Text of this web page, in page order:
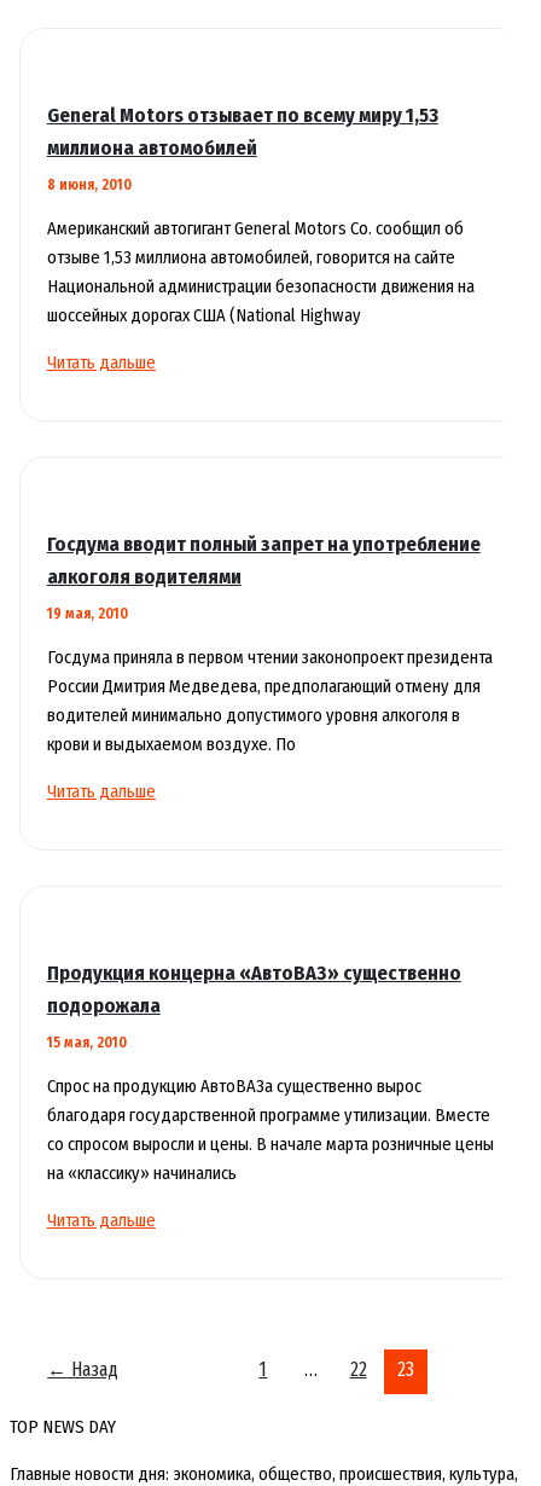
General Motors отзывает по всему миру 1,53
миллиона автомобилей
8 июня, 2010
Американский автогигант General Motors Co. сообщил об
отзыве 1,53 миллиона автомобилей, говорится на сайте
Национальной администрации безопасности движения на
шоссейных дорогах США (National Highway
General
1,53
автомобилей
Читать дальше
Госдума вводит полный запрет на употребление
алкоголя водителями
19 мая, 2010
Госдума приняла в первом чтении законопроект президента
России Дмитрия Медведева, предполагающий отмену для
водителей минимально допустимого уровня алкоголя в
крови и выдыхаемом воздухе. По
Госдума
алкоголя
Читать дальше
Продукция концерна «АвтоВАЗ» существенно
подорожала
15 мая, 2010
Спрос на продукцию АвтоВАЗа существенно вырос
благодаря государственной программе утилизации. Вместе
со спросом выросли и цены. В начале марта розничные цены
на «классику» начинались
Продукция
Читать дальше
← Назад 1 … 22 23
TOP NEWS DAY
Главные новости дня: экономика, общество, происшествия, культура,